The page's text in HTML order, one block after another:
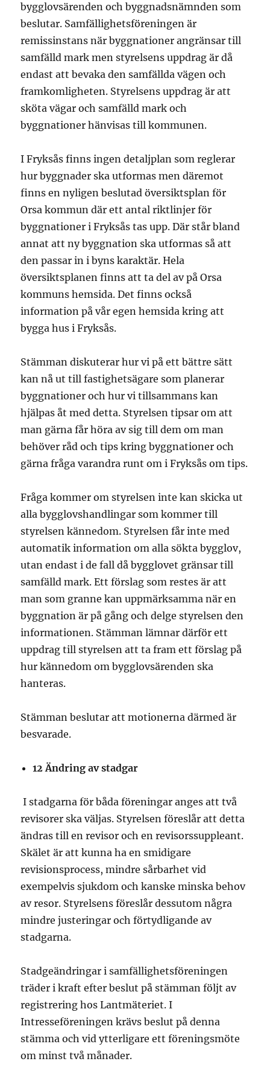
bygglovsärenden och byggnadsnämnden som
beslutar. Samfällighetsföreningen är
remissinstans när byggnationer angränsar till
samfälld mark men styrelsens uppdrag är då
endast att bevaka den samfällda vägen och
framkomligheten. Styrelsens uppdrag är att
sköta vägar och samfälld mark och
byggnationer hänvisas till kommunen.
I Fryksås finns ingen detaljplan som reglerar
hur byggnader ska utformas men däremot
finns en nyligen beslutad översiktsplan för
Orsa kommun där ett antal riktlinjer för
byggnationer i Fryksås tas upp. Där står bland
annat att ny byggnation ska utformas så att
den passar in i byns karaktär. Hela
översiktsplanen finns att ta del av på Orsa
kommuns hemsida. Det finns också
information på vår egen hemsida kring att
bygga hus i Fryksås.
Stämman diskuterar hur vi på ett bättre sätt
kan nå ut till fastighetsägare som planerar
byggnationer och hur vi tillsammans kan
hjälpas åt med detta. Styrelsen tipsar om att
man gärna får höra av sig till dem om man
behöver råd och tips kring byggnationer och
gärna fråga varandra runt om i Fryksås om tips.
Fråga kommer om styrelsen inte kan skicka ut
alla bygglovshandlingar som kommer till
styrelsen kännedom. Styrelsen får inte med
automatik information om alla sökta bygglov,
utan endast i de fall då bygglovet gränsar till
samfälld mark. Ett förslag som restes är att
man som granne kan uppmärksamma när en
byggnation är på gång och delge styrelsen den
informationen. Stämman lämnar därför ett
uppdrag till styrelsen att ta fram ett förslag på
hur kännedom om bygglovsärenden ska
hanteras.
Stämman beslutar att motionerna därmed är
besvarade.
12 Ändring av stadgar
I stadgarna för båda föreningar anges att två
revisorer ska väljas. Styrelsen föreslår att detta
ändras till en revisor och en revisorssuppleant.
Skälet är att kunna ha en smidigare
revisionsprocess, mindre sårbarhet vid
exempelvis sjukdom och kanske minska behov
av resor. Styrelsens föreslår dessutom några
mindre justeringar och förtydligande av
stadgarna.
Stadgeändringar i samfällighetsföreningen
träder i kraft efter beslut på stämman följt av
registrering hos Lantmäteriet. I
Intresseföreningen krävs beslut på denna
stämma och vid ytterligare ett föreningsmöte
om minst två månader.